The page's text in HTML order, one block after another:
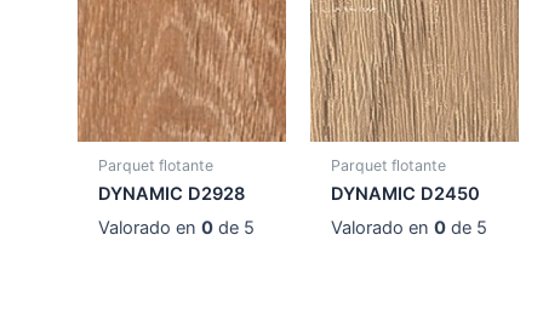
Parquet flotante
DYNAMIC D2928
Valorado en0 de 5
Parquet flotante
DYNAMIC D2450
Valorado en0 de 5